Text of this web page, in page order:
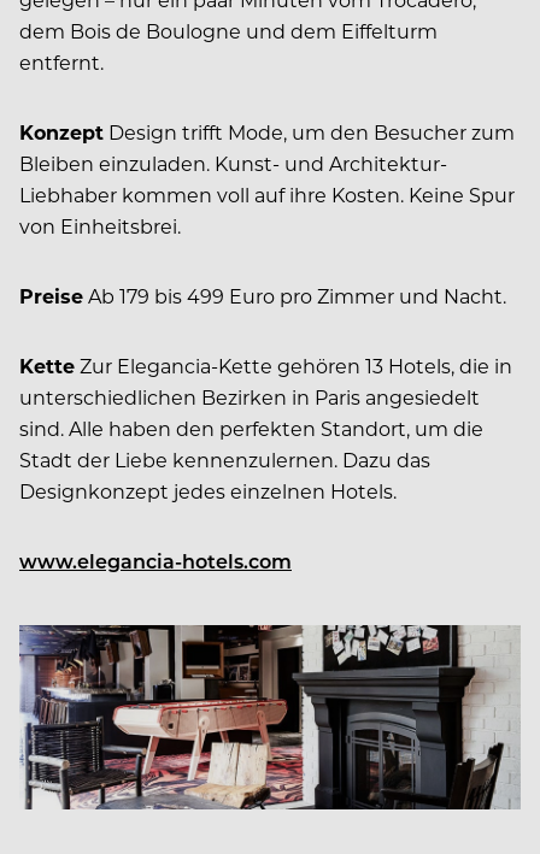
dem Bois de Boulogne und dem Eiffelturm
entfernt.
Konzept Design trifft Mode, um den Besucher zum
Bleiben einzuladen. Kunst- und Architektur-
Liebhaber kommen voll auf ihre Kosten. Keine Spur
von Einheitsbrei.
PreiseAb 179 bis 499 Euro pro Zimmer und Nacht.
KetteZur Elegancia-Kette gehören 13 Hotels, die in
unterschiedlichen Bezirken in Paris angesiedelt
sind. Alle haben den perfekten Standort, um die
Stadt der Liebe kennenzulernen. Dazu das
Designkonzept jedes einzelnen Hotels.
www.elegancia-hotels.com